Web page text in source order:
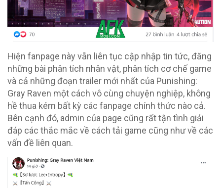
Hiện fanpage này vẫn liên tục cập nhập tin tức, đăng
những bài phân tích nhân vật, phân tích cơ chế game
và cả những đoạn trailer mới nhất của Punishing:
Gray Raven một cách vô cùng chuyện nghiệp, không
hề thua kém bất kỳ các fanpage chính thức nào cả.
Bên cạnh đó, admin của page cũng rất tận tình giải
đáp các thắc mắc về cách tải game cũng như về các
vấn đề liên quan.